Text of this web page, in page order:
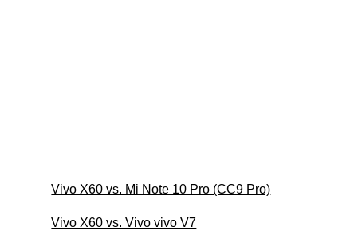
Vivo X60 vs. Mi Note 10 Pro (CC9 Pro)
Vivo X60 vs. Vivo vivo V7